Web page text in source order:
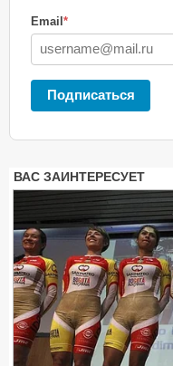
Email *
Подписаться